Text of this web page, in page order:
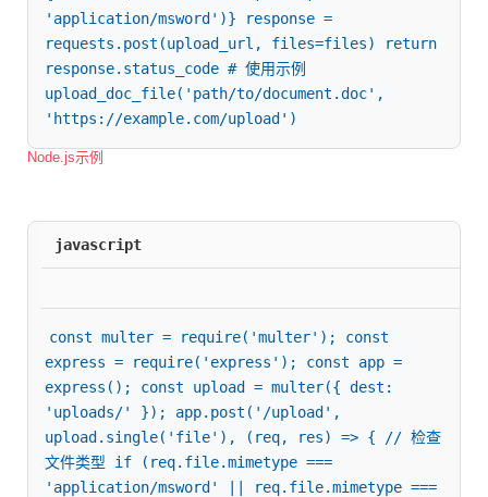
'application/msword')} response =
requests.post(upload_url, files=files) return
response.status_code # 使用示例
upload_doc_file('path/to/document.doc',
'https://example.com/upload')
Node.js示例
javascript
const multer = require('multer'); const
express = require('express'); const app =
express(); const upload = multer({ dest:
'uploads/' }); app.post('/upload',
upload.single('file'), (req, res) => { // 检查
文件类型 if (req.file.mimetype ===
'application/msword' || req.file.mimetype ===